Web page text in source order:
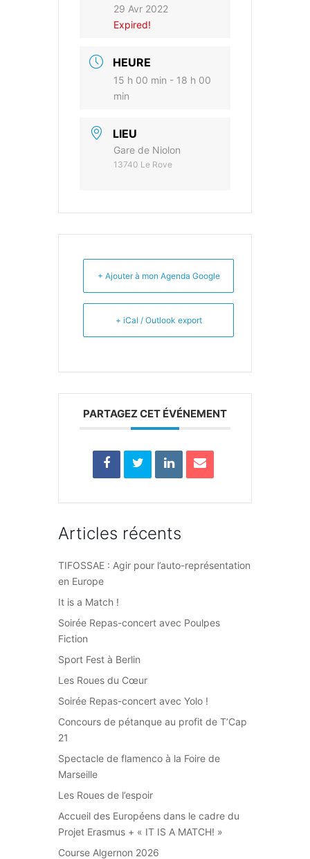
29 Avr 2022
Expired!
HEURE
15 h 00 min - 18 h 00
min
LIEU
Gare de Niolon
13740 Le Rove
+ Ajouter à mon Agenda Google
+ iCal / Outlook export
PARTAGEZ CET ÉVÉNEMENT
Articles récents
TIFOSSAE : Agir pour l’auto-représentation
en Europe
It is a Match !
Soirée Repas-concert avec Poulpes
Fiction
Sport Fest à Berlin
Les Roues du Cœur
Soirée Repas-concert avec Yolo !
Concours de pétanque au profit de T’Cap
21
Spectacle de flamenco à la Foire de
Marseille
Les Roues de l’espoir
Accueil des Européens dans le cadre du
Projet Erasmus + « IT IS A MATCH! »
Course Algernon 2026